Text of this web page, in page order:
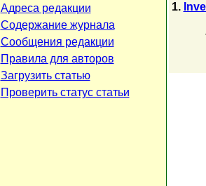
Адреса редакции
Содержание журнала
Сообщения редакции
Правила для авторов
Загрузить статью
Проверить статус статьи
1.